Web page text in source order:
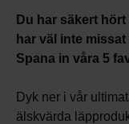
Du har säkert
har väl inte
Spana in våra 5
Dyk ner i vår
älskvärda